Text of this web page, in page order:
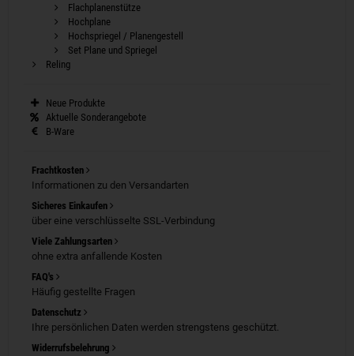
Flachplanenstütze
Hochplane
Hochspriegel / Planengestell
Set Plane und Spriegel
Reling
Neue Produkte
Aktuelle Sonderangebote
B-Ware
Frachtkosten
Informationen zu den Versandarten
Sicheres Einkaufen
über eine verschlüsselte SSL-Verbindung
Viele Zahlungsarten
ohne extra anfallende Kosten
FAQ's
Häufig gestellte Fragen
Datenschutz
Ihre persönlichen Daten werden strengstens geschützt.
Widerrufsbelehrung